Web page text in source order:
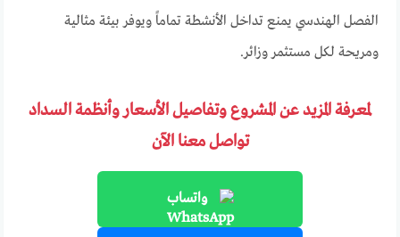
الفصل الهندسي يمنع تداخل الأنشطة تماماً ويوفر بيئة مثالية
ومريحة لكل مستثمر وزائر.
لمعرفة المزيد عن المشروع وتفاصيل الأسعار وأنظمة السداد
تواصل معنا الآن
واتساب